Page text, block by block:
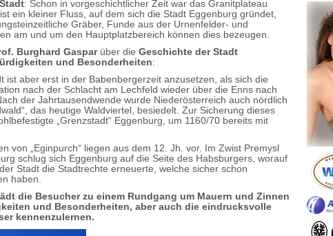
: Schon in vorgeschichtlicher Zeit war das Granitplateau
ein kleiner Fluss, auf dem sich die Stadt Eggenburg gründet,
Gräber, Funde aus der Urnenfelder- und
am und um den Hauptplatzbereich können dies bezeugen.
Burghard Gasparüber die Geschichte der Stadt
und Besonderheiten:
ist aber erst in der Babenbergerzeit anzusetzen, als sich die
nach der Schlacht am Lechfeld wieder über die Enns nach
der Jahrtausendwende wurde Niederösterreich auch nördlich
das heutige Waldviertel, besiedelt. Zur Sicherung dieses
„Grenzstadt“ Eggenburg, um 1160/70 bereits mit
von „Eginpurch“ liegen aus dem 12. Jh. vor. Im Zwist Premysl
schlug sich Eggenburg auf die Seite des Habsburgers, worauf
Stadt die Stadtrechte erneuerte, welche sicher schon
haben.
die Besucher zu einem Rundgang um Mauern und Zinnen
und Besonderheiten, aber auch die eindrucksvolle
kennenzulernen.